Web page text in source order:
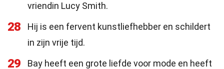
vriendin Lucy Smith.
28
Hij is een fervent kunstliefhebber en schildert
in zijn vrije tijd.
29
Bay heeft een grote liefde voor mode en heeft